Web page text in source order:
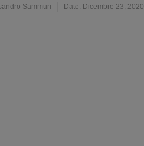
Sammuri Date: Dicembre 23, 2020